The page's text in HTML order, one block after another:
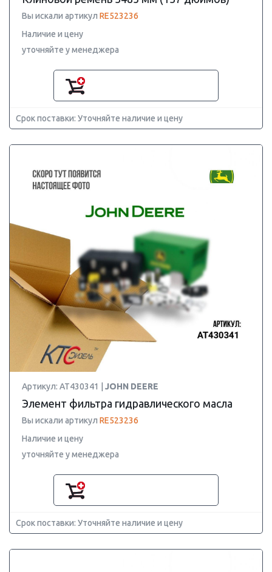
Вы искали артикул RE523236
Наличие и цену
уточняйте у менеджера
Срок поставки: Уточняйте наличие и цену
Артикул: AT430341 | JOHN DEERE
Элемент фильтра гидравлического масла
Вы искали артикул RE523236
Наличие и цену
уточняйте у менеджера
Срок поставки: Уточняйте наличие и цену